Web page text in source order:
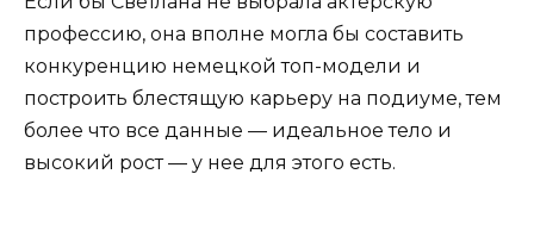
профессию, она вполне могла бы составить
конкуренцию немецкой топ-модели и
построить блестящую карьеру на подиуме, тем
более что все данные — идеальное тело и
высокий рост — у нее для этого есть.